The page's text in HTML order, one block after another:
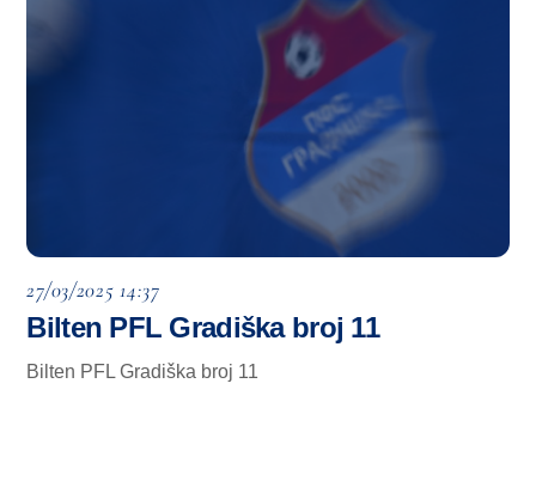
27/03/2025 14:37
Bilten PFL Gradiška broj 11
Bilten PFL Gradiška broj 11